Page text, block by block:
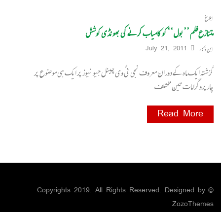
ابلاغ
متنازع فلم ’’بول‘‘ کو کامیاب کرنے کی بھونڈی کوشش
ابن ذکاء July 21, 2011
گزشتہ ایک ماہ کے دوران معروف نجی ٹی وی چینل جیو نیوز پر ایک ہی موضوع پر
چارپروگرامات تین مختلف
Read More
© Copyrights 2019. All Rights Reserved. Designed by
ZozoThemes